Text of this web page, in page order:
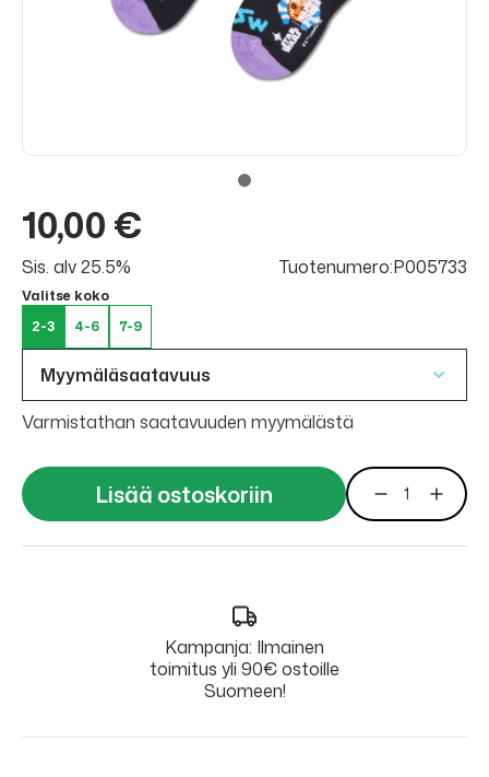
10,00 €
Sis. alv 25.5% Tuotenumero:P005733
Valitse koko
2-3
4-6 7-9
Myymäläsaatavuus
Varmistathan saatavuuden myymälästä
Lisää ostoskoriin
Kampanja: Ilmainen
toimitus yli 90€ ostoille
Suomeen!